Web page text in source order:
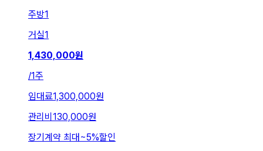
주방1
거실1
1,430,000원
/1주
임대료1,300,000원
관리비 130,000원
장기계약 최대~5%할인